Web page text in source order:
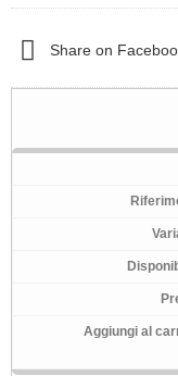
Share on